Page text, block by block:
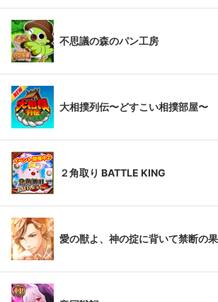
不思議の森のパン工房
大相撲列伝〜どすこい相撲部屋〜
２角取り BATTLE KING
愛の獣よ、神の掟に背いて禁断の